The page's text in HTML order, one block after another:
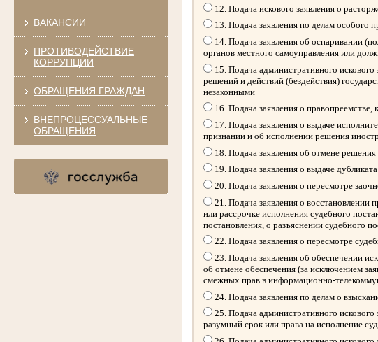
ВАКАНСИИ
ПРОТИВОДЕЙСТВИЕ
КОРРУПЦИИ
ОБРАЩЕНИЯ ГРАЖДАН
ВНЕПРОЦЕССУАЛЬНЫЕ
ОБРАЩЕНИЯ
12. Подача искового заявления о
13. Подача заявления по делам особого
14. Подача заявления об оспаривании
органов местного самоуправления или
15. Подача административного
решений и действий (бездействия)
незаконными
16. Подача заявления о
17. Подача заявления о выдаче
признании и об исполнении решения
18. Подача заявления об отмене решения
19. Подача заявления о выдаче
20. Подача заявления о пересмотре
21. Подача заявления о восстановлении
или рассрочке исполнения судебного
постановления, о разъяснении судебного
22. Подача заявления о пересмотре
23. Подача заявления об обеспечении
об отмене обеспечения (за исключением
смежных прав в информационно-
24. Подача заявления по делам о
25. Подача административного
разумный срок или права на исполнение